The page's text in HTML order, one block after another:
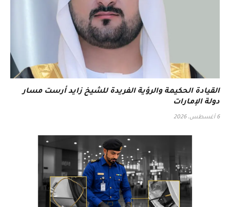
القيادة الحكيمة والرؤية الفريدة للشيخ زايد أرست مسار
دولة الإمارات
6 أغسطس، 2026